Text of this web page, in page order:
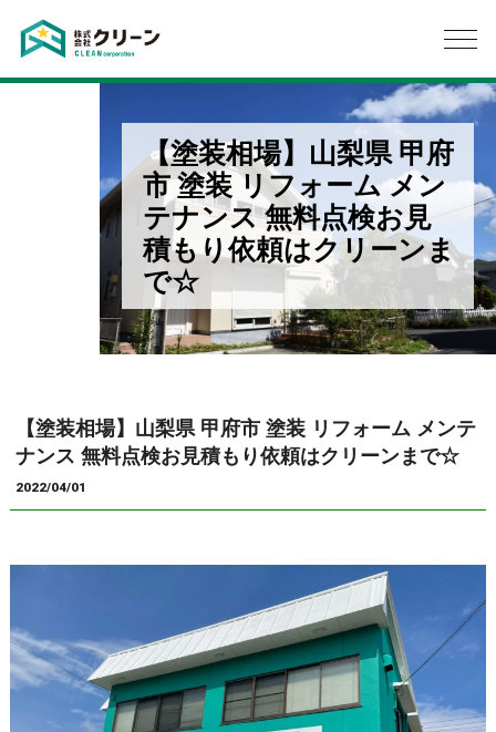
【塗装相場】山梨県 甲府
市 塗装 リフォーム メン
テナンス 無料点検お見
積もり依頼はクリーンま
で☆
【塗装相場】山梨県 甲府市 塗装 リフォーム メンテ
ナンス 無料点検お見積もり依頼はクリーンまで☆
2022/04/01